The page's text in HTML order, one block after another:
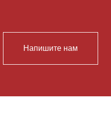
Напишите нам